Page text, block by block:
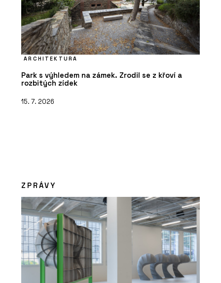
ARCHITEKTURA
Park s výhledem na zámek. Zrodil se z křoví a
rozbitých zídek
15. 7. 2026
ZPRÁVY